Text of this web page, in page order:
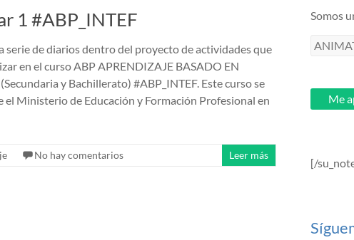
1 #ABP_INTEF
serie de diarios dentro del proyecto de actividades que
en el curso ABP APRENDIZAJE BASADO EN
y Bachillerato) #ABP_INTEF. Este curso se
el Ministerio de Educación y Formación Profesional en
No hay comentarios Leer más
Somos
email.
Me
[/